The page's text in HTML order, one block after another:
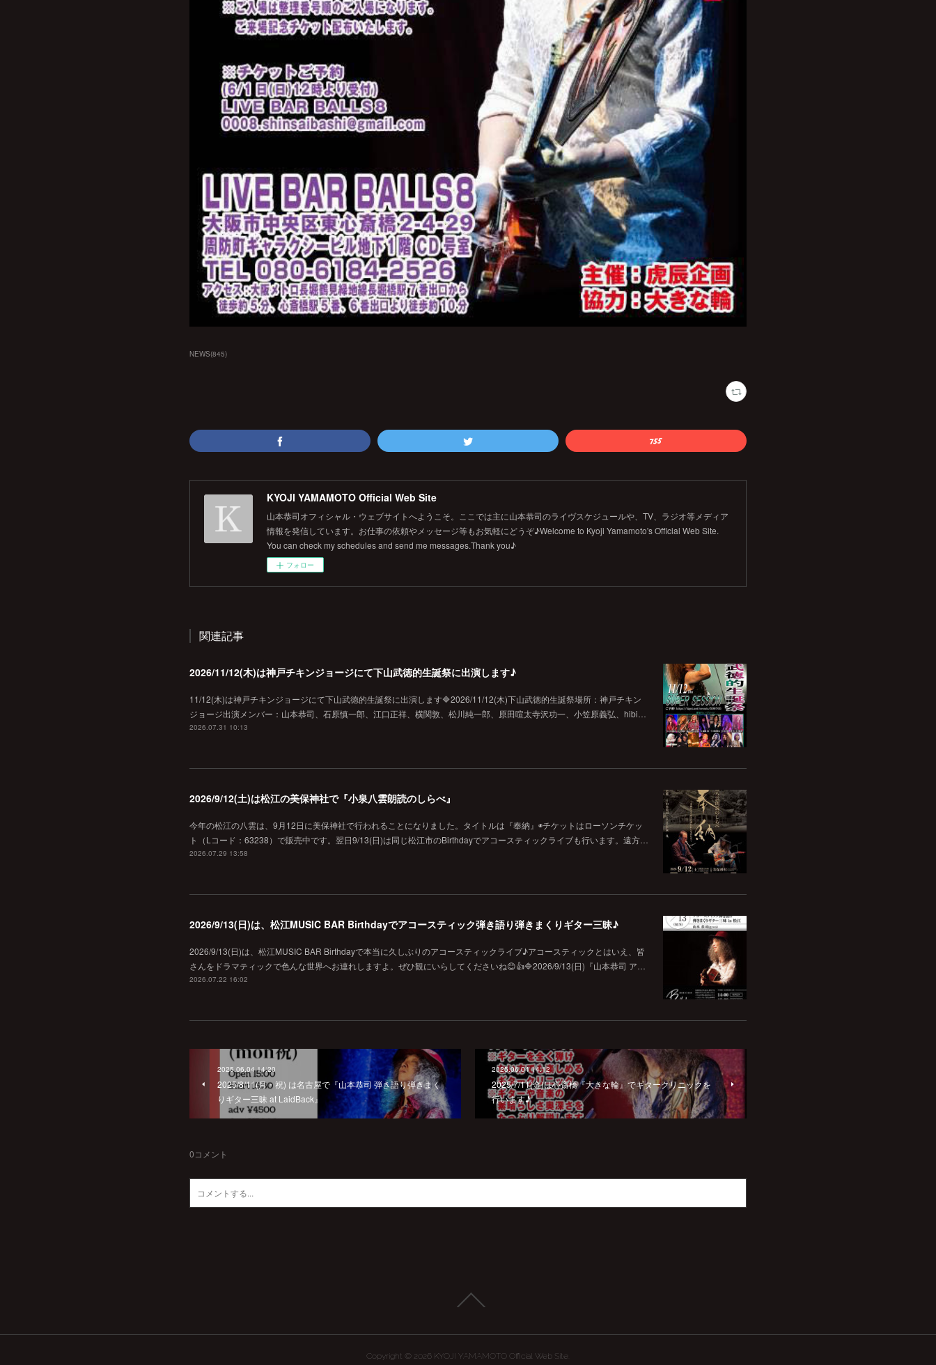
NEWS(845)
KYOJI YAMAMOTO Official Web Site
山本恭司オフィシャル・ウェブサイトへようこそ。ここでは主に山本恭司のライヴスケジュールや、TV、ラジオ等メディア
情報を発信しています。お仕事の依頼やメッセージ等もお気軽にどうぞ♪Welcome to Kyoji Yamamoto's Official Web Site.
You can check my schedules and send me messages.Thank you♪
フォロー
関連記事
2026/11/12(木)は神戸チキンジョージにて下山武徳的生誕祭に出演します♪
11/12(木)は神戸チキンジョージにて下山武徳的生誕祭に出演します🔷2026/11/12(木)下山武徳的生誕祭場所：神戸チキン
ジョージ出演メンバー：山本恭司、石原慎一郎、江口正祥、横関敦、松川純一郎、原田喧太寺沢功一、小笠原義弘、hibi…
2026.07.31 10:13
2026/9/12(土)は松江の美保神社で『小泉八雲朗読のしらべ』
今年の松江の八雲は、9月12日に美保神社で行われることになりました。タイトルは『奉納』◉チケットはローソンチケッ
ト（Lコード：63238）で販売中です。翌日9/13(日)は同じ松江市のBirthdayでアコースティックライブも行います。遠方…
2026.07.29 13:58
2026/9/13(日)は、松江MUSIC BAR Birthdayでアコースティック弾き語り弾きまくりギター三昧♪
2026/9/13(日)は、松江MUSIC BAR Birthdayで本当に久しぶりのアコースティックライブ♪アコースティックとはいえ、皆
さんをドラマティックで色んな世界へお連れしますよ。ぜひ観にいらしてくださいね😊👍🔷2026/9/13(日)『山本恭司 ア…
2026.07.22 16:02
2025.06.04 14:20
2025/8/11(月・祝) は名古屋で『山本恭司 弾き語り弾きまく
りギター三昧 at LaidBack』
2025.06.04 14:12
2025/7/11(金)は心斎橋『大きな輪』でギタークリニックを
行います♪
0コメント
Copyright © 2026 KYOJI YAMAMOTO Official Web Site